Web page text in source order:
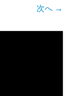
次へ →